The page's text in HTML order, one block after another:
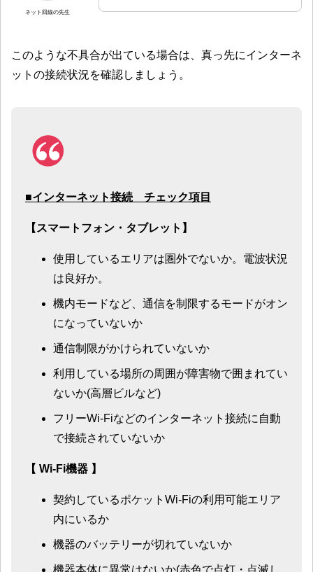
ネット回線の先生
このような不具合が出ている場合は、真っ先にインターネ
ットの接続状況を確認しましょう。
■インターネット接続 チェック項目
【スマートフォン・タブレット】
使用しているエリアは圏外でないか。電波状況
は良好か。
機内モードなど、通信を制限するモードがオン
になっていないか
通信制限がかけられていないか
利用している場所の周囲が障害物で囲まれてい
ないか(高層ビルなど)
フリーWi-Fiなどのインターネット接続に自動
で接続されていないか
【 Wi-Fi機器 】
契約しているポケットWi-Fiの利用可能エリア
内にいるか
機器のバッテリーが切れていないか
機器本体に異常はないか(赤色で点灯・点滅し